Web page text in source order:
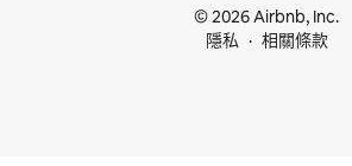
© 2026 Airbnb, Inc.
隱私
相關條款